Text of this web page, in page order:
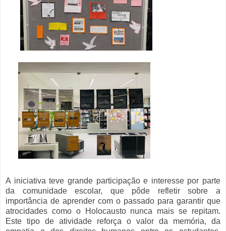
A iniciativa teve grande participação e interesse por parte
da comunidade escolar, que pôde refletir sobre a
importância de aprender com o passado para garantir que
atrocidades como o Holocausto nunca mais se repitam.
Este tipo de atividade reforça o valor da memória, da